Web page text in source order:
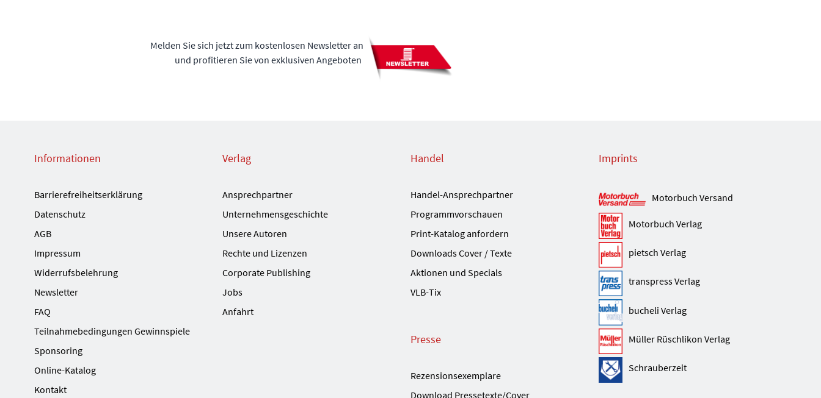
Melden Sie sich jetzt zum kostenlosen Newsletter an
und profitieren Sie von exklusiven Angeboten
Informationen
Barrierefreiheitserklärung
Datenschutz
AGB
Impressum
Widerrufsbelehrung
Newsletter
FAQ
Teilnahmebedingungen Gewinnspiele
Sponsoring
Online-Katalog
Kontakt
Verlag
Ansprechpartner
Unternehmensgeschichte
Unsere Autoren
Rechte und Lizenzen
Corporate Publishing
Jobs
Anfahrt
Handel
Handel-Ansprechpartner
Programmvorschauen
Print-Katalog anfordern
Downloads Cover / Texte
Aktionen und Specials
VLB-Tix
Presse
Rezensionsexemplare
Download Pressetexte/Cover
Imprints
Motorbuch Versand
Motorbuch Verlag
pietsch Verlag
transpress Verlag
bucheli Verlag
Müller Rüschlikon Verlag
Schrauberzeit